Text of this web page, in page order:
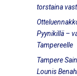
torstaina
Pyynikillä –
Tampereelle
Tampere
Lounis